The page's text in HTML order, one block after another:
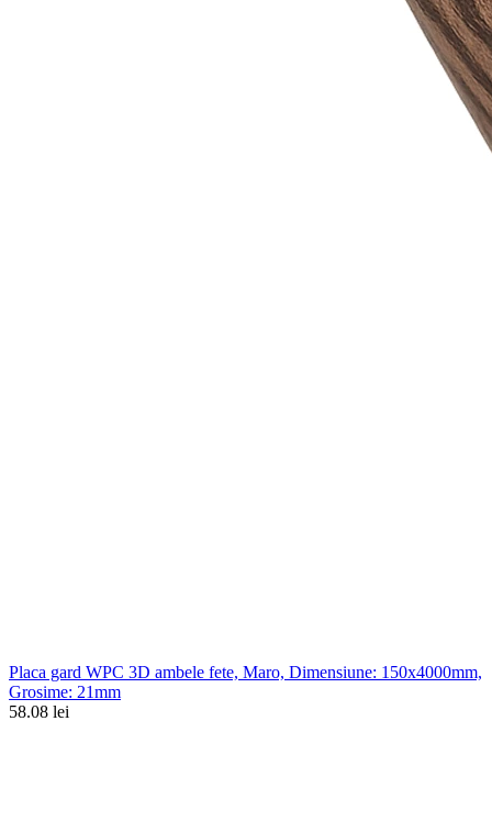
Placa gard WPC 3D ambele fete, Maro, Dimensiune: 150x4000mm,
Grosime: 21mm
58.08 lei